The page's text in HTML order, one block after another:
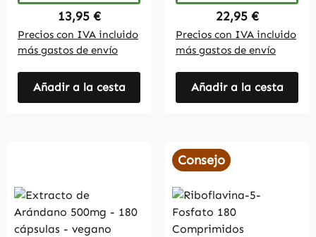
Regular price:
13,95 €
Precios con IVA incluido
más gastos de envío
Añadir a la cesta
Regular price:
22,95 €
Precios con IVA incluido
más gastos de envío
Añadir a la cesta
Consejo